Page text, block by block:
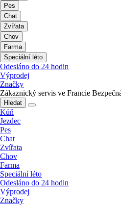
Pes
Chat
Zvířata
Chov
Farma
Speciální léto
Odesláno do 24 hodin
Výprodej
Značky
Zákaznický servis ve Francie
Hledat
Kůň
Jezdec
Pes
Chat
Zvířata
Chov
Farma
Speciální léto
Odesláno do 24 hodin
Výprodej
Značky